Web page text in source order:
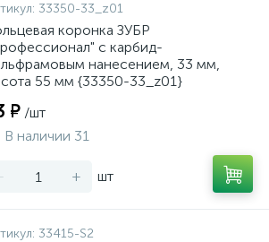
33350-33_z01
коронка ЗУБР
c карбид-
нанесением, 33 мм,
55 мм {33350-33_z01}
₽ /шт
В наличии 31
- + шт
33415-S2